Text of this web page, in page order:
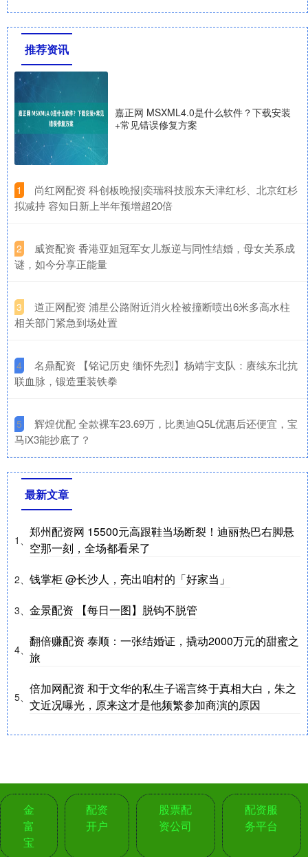
推荐资讯
嘉正网 MSXML4.0是什么软件？下载安装
+常见错误修复方案
1
​尚红网配资 科创板晚报|奕瑞科技股东天津红杉、北京红杉
拟减持 容知日新上半年预增超20倍
2
​威资配资 香港亚姐冠军女儿叛逆与同性结婚，母女关系成
谜，如今分享正能量
3
​道正网配资 浦星公路附近消火栓被撞断喷出6米多高水柱
相关部门紧急到场处置
4
​名鼎配资 【铭记历史 缅怀先烈】杨靖宇支队：赓续东北抗
联血脉，锻造重装铁拳
5
​辉煌优配 全款裸车23.69万，比奥迪Q5L优惠后还便宜，宝
马iX3能抄底了？
最新文章
1、
郑州配资网 15500元高跟鞋当场断裂！迪丽热巴右脚悬
空那一刻，全场都看呆了
2、 钱掌柜 @长沙人，亮出咱村的「好家当」
3、 金景配资 【每日一图】脱钩不脱管
4、
翻倍赚配资 泰顺：一张结婚证，撬动2000万元的甜蜜之
旅
5、
倍加网配资 和于文华的私生子谣言终于真相大白，朱之
文近况曝光，原来这才是他频繁参加商演的原因
金
富
宝
配资
开户
股票配
资公司
配资服
务平台